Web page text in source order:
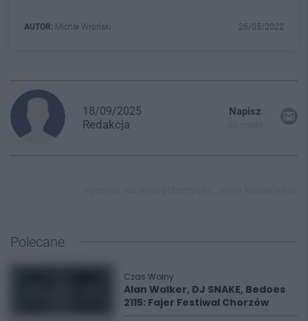
AUTOR: Michał Wroński 26/05/2022
18/09/2025
Redakcja
Napisz
Polecane
Czas Wolny
Alan Walker, DJ SNAKE, Bedoes
2115: Fajer Festiwal Chorzów